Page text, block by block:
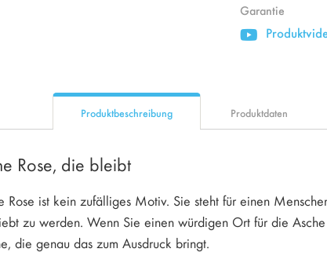
Garantie
Produktbeschreibung
Rose, die bleibt
Rose ist kein zufälliges Motiv. Sie steht für einen
zu werden. Wenn Sie einen würdigen Ort für die
die genau das zum Ausdruck bringt.
Produktdaten